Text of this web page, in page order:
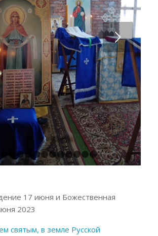
1 2 3 4 5 6 7 8 9 10 1112
17 июня и Божественная
2023
святым, в земле Русской